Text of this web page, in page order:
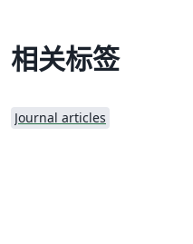
相关标签
Journal articles